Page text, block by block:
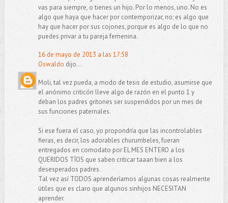
vas para siempre, o tienes un hijo. Por lo menos, uno. No es
algo que haya que hacer por contemporizar, no; es algo que
hay que hacer por sus cojones, porque es algo de lo que no
puedes privar a tu pareja femenina.
16 de mayo de 2013 a las 17:58
Oswaldo dijo...
Moli, tal vez pueda, a modo de tesis de estudio, asumirse que
el anónimo criticón lleve algo de razón en el punto 1 y
deban los padres gritones ser suspendidos por un mes de
sus funciones paternales.
Si ese fuera el caso, yo propondría que las incontrolables
fieras, es decir, los adorables churumbeles, fueran
entregados en comodato por EL MES ENTERO a los
QUERIDOS TÍOS que saben criticar taaan bien a los
desesperados padres.
Tal vez así TODOS aprenderíamos algunas cosas realmente
útiles que es claro que algunos sinhijos NECESITAN
aprender.